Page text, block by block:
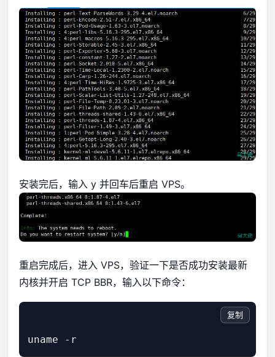
安装完后，输入 y 并回车后重启 VPS。
重启完成后，进入 VPS，验证一下是否成功安装最新
内核并开启 TCP BBR，输入以下命令：
复制